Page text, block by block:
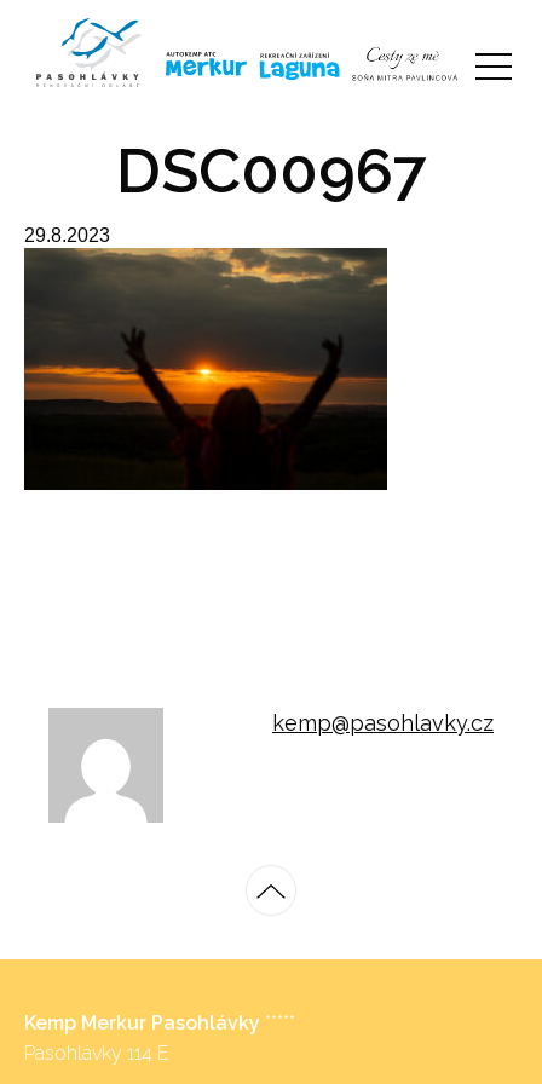
DSC00967
29.8.2023
kemp@pasohlavky.cz
Kemp Merkur Pasohlávky *****
Pasohlávky 114 E